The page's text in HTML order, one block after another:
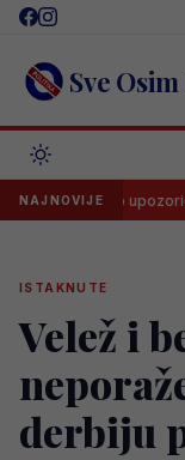
Skip
content Sve
NAJNOVIJE
Piero upozorio Kerima
ISTAKNUTE
Velež i
derbiju